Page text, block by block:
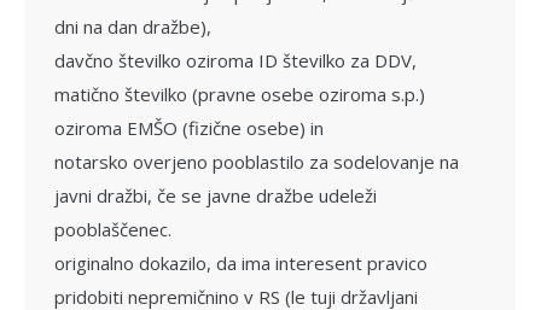
dni na dan dražbe),
davčno številko oziroma ID številko za DDV,
matično številko (pravne osebe oziro­ma s.p.)
oziroma EMŠO (fizične osebe) in
notarsko overjeno pooblastilo za so­delovanje na
javni dražbi, če se javne draž­be udeleži
pooblaščenec.
originalno dokazilo, da ima interesent pravico
pridobiti nepremičnino v RS (le tuji državljani